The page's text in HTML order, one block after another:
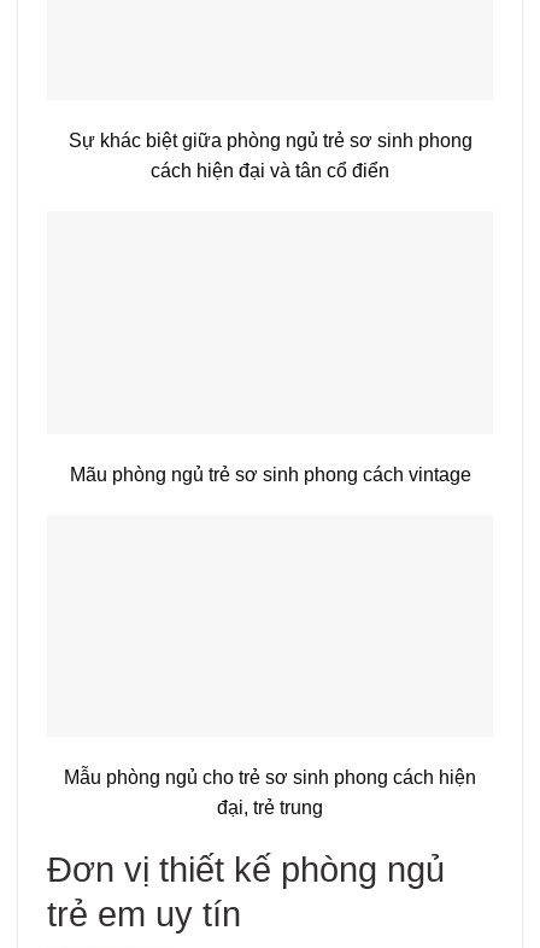
Sự khác biệt giữa phòng ngủ trẻ sơ sinh phong
cách hiện đại và tân cổ điển
Mãu phòng ngủ trẻ sơ sinh phong cách vintage
Mẫu phòng ngủ cho trẻ sơ sinh phong cách hiện
đại, trẻ trung
Đơn vị thiết kế phòng ngủ
trẻ em uy tín